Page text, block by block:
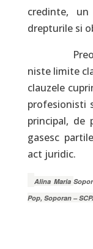
credinte,
drepturile si
niste limite
clauzele
profesionisti
principal, de
gasesc
act juridic.
Alina Maria
Pop, Soporan –